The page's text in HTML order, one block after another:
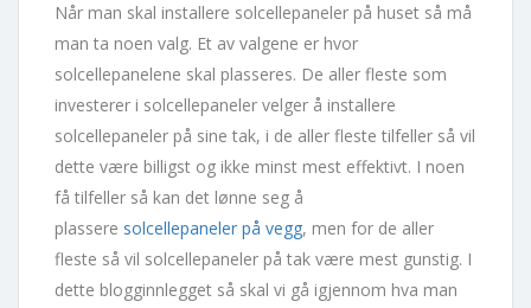
Når man skal installere solcellepaneler på huset så må
man ta noen valg. Et av valgene er hvor
solcellepanelene skal plasseres. De aller fleste som
investerer i solcellepaneler velger å installere
solcellepaneler på sine tak, i de aller fleste tilfeller så vil
dette være billigst og ikke minst mest effektivt. I noen
få tilfeller så kan det lønne seg å
plassere solcellepaneler på vegg, men for de aller
fleste så vil solcellepaneler på tak være mest gunstig. I
dette blogginnlegget så skal vi gå igjennom hva man